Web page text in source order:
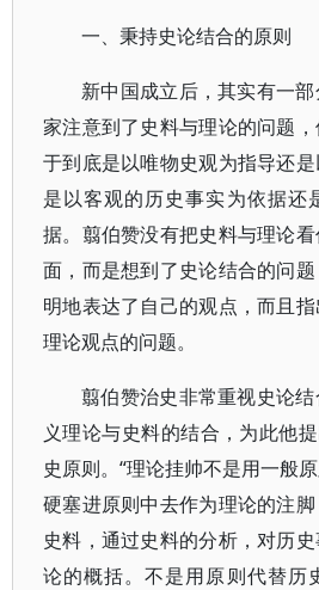
一、秉持史论结合的原则
新中国成立后，其实有一
家注意到了史料与理论的问题
于到底是以唯物史观为指导还是
是以客观的历史事实为依据还
据。翦伯赞没有把史料与理论
面，而是想到了史论结合的问
明地表达了自己的观点，而且
理论观点的问题。
翦伯赞治史非常重视史论
义理论与史料的结合，为此他
史原则。“理论挂帅不是用一般
硬塞进原则中去作为理论的注
史料，通过史料的分析，对历
论的概括。不是用原则代替历